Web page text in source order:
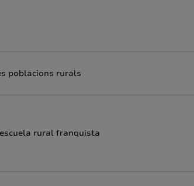
poblacions rurals
rural franquista